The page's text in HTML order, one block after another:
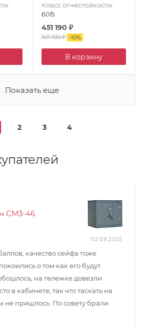
:
Класс огнестойкости:
60Б
451 190 ₽
501 330₽ -10%
В корзину
Показать еще
2 3 4
СМ3-46
02.08.2025
качество сейфа тоже
о том как его будут
на тележке довезли
в кабинете, так что таскать на
не пришлось. По совету брали